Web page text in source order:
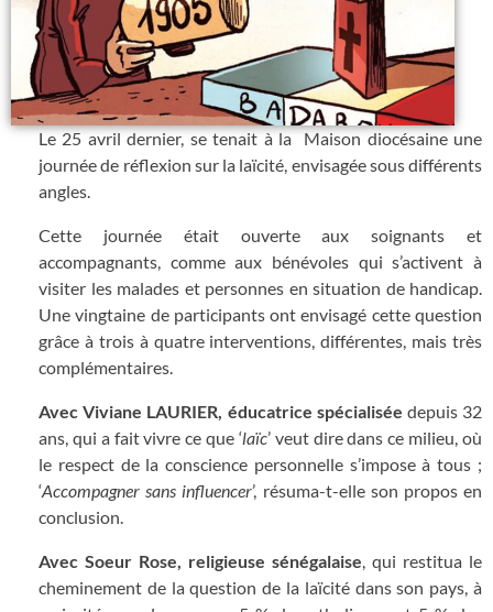
Le 25 avril dernier, se tenait à la
Maison diocésaine une
journée de réflexion sur la laïcité, envisagée sous différents
angles.
Cette journée était ouverte aux soignants et
accompagnants, comme aux bénévoles qui s’activent à
visiter les malades et personnes en situation de handicap.
Une vingtaine de participants ont envisagé cette question
grâce à trois à quatre interventions, différentes, mais très
complémentaires.
Avec Viviane LAURIER, éducatrice spécialisée depuis 32
ans, qui a fait vivre ce que ‘laïc’ veut dire dans ce milieu, où
le respect de la conscience personnelle s’impose à tous ;
‘Accompagner sans influencer’, résuma-t-elle son propos en
conclusion.
Avec Soeur Rose, religieuse sénégalaise, qui restitua le
cheminement de la question de la laïcité dans son pays, à